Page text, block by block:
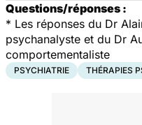
Questions/réponses :
* Les réponses du Dr
psychanalyste et du Dr
comportementaliste
PSYCHIATRIE THÉRAPIES